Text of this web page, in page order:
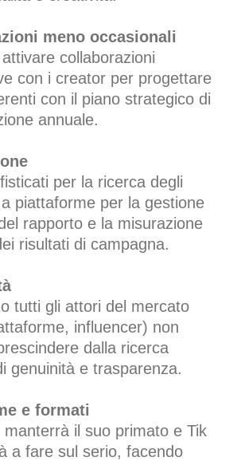
meno occasionali
collaborazioni
con i creator per progettare
con il piano strategico di
annuale.
per la ricerca degli
piattaforme per la gestione
rapporto e la misurazione
risultati di campagna.
tutti gli attori del mercato
influencer) non
dalla ricerca
genuinità e trasparenza.
e formati
manterrà il suo primato e Tik
a fare sul serio, facendo